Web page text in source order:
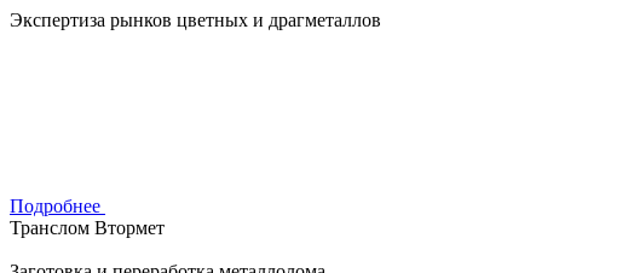
Экспертиза рынков цветных и драгметаллов
Подробнее
Транслом Втормет